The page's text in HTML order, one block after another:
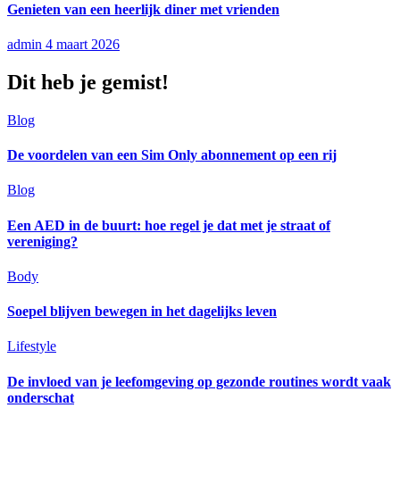
Genieten van een heerlijk diner met vrienden
admin 4 maart 2026
Dit heb je gemist!
Blog
De voordelen van een Sim Only abonnement op een rij
Blog
Een AED in de buurt: hoe regel je dat met je straat of
vereniging?
Body
Soepel blijven bewegen in het dagelijks leven
Lifestyle
De invloed van je leefomgeving op gezonde routines wordt vaak
onderschat